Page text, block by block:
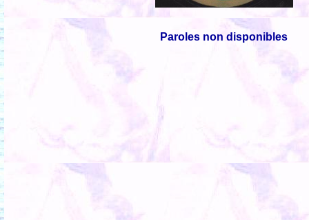
Paroles non disponibles